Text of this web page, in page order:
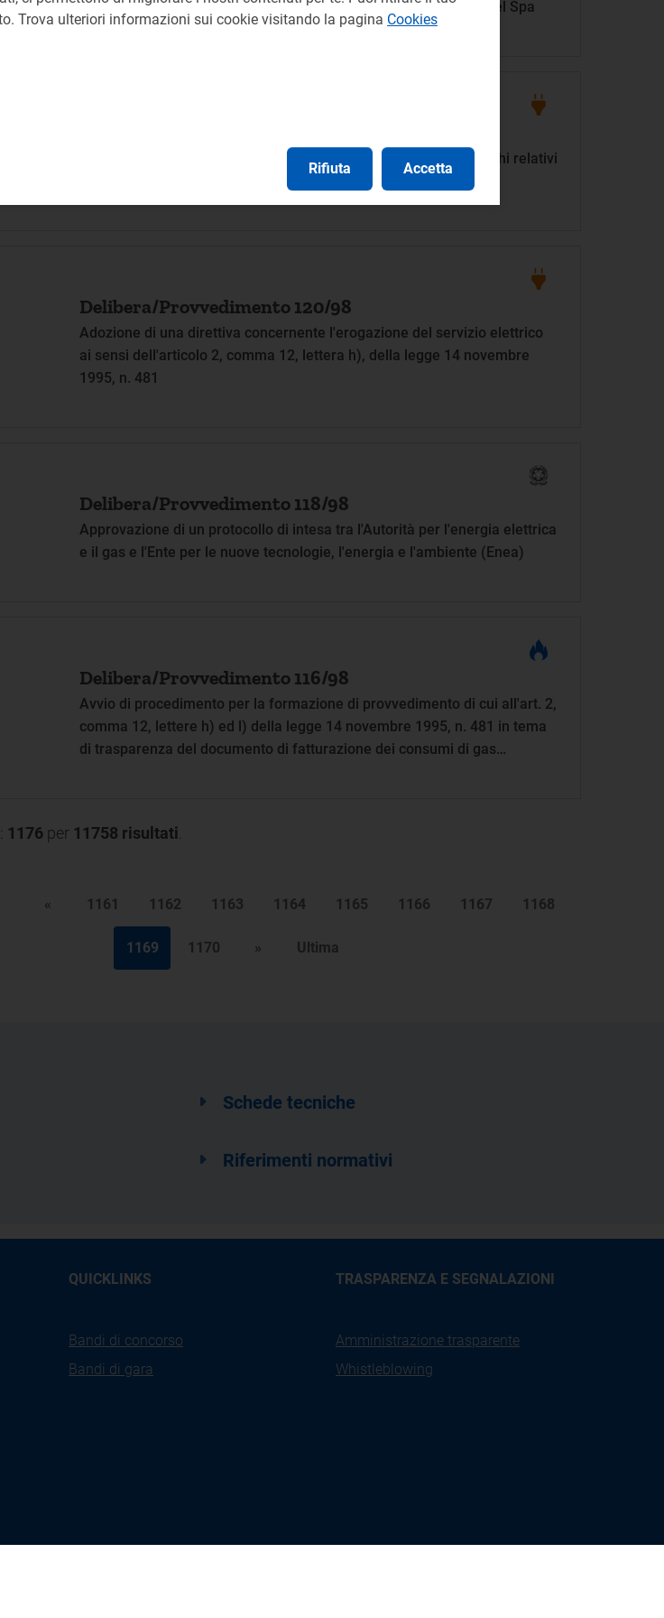
Avvio di istruttoria formale sul caso Hofer - Delucca Srl verso Enel Spa
Diffida dall'adozione di comportamenti in contrasto con gli obblighi relativi
Delibera/Provvedimento 120/98
Adozione di una direttiva concernente l'erogazione del servizio elettrico
ai sensi dell'articolo 2, comma 12, lettera h), della legge 14 novembre
1995, n. 481
Delibera/Provvedimento 118/98
Approvazione di un protocollo di intesa tra l'Autorità per l'energia elettrica
e il gas e l'Ente per le nuove tecnologie, l'energia e l'ambiente (Enea)
Delibera/Provvedimento 116/98
Avvio di procedimento per la formazione di provvedimento di cui all'art. 2,
comma 12, lettere h) ed l) della legge 14 novembre 1995, n. 481 in tema
di trasparenza del documento di fatturazione dei consumi di gas
1176per 11758 risultati
precedente
« 1161 1162 1163 1164 1165 1166 1167 1168
1169 1170 » Ultima
Schede tecniche
Riferimenti normativi
QUICKLINKS
Bandi di concorso
Bandi di gara
TRASPARENZA E SEGNALAZIONI
Amministrazione trasparente
Whistleblowing
Trova ulteriori informazioni sui cookie visitando la pagina Cookies
Rifiuta Accetta